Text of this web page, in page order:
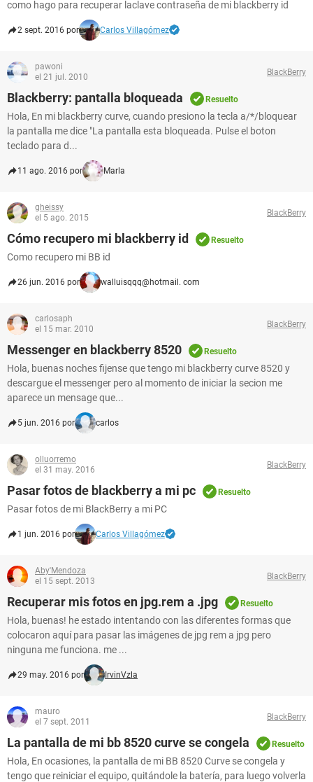
como hago para recuperar laclave contraseña de mi blackberry id
2 sept. 2016 por Carlos Villagómez
pawoni
el 21 jul. 2010
BlackBerry
Blackberry: pantalla bloqueada Resuelto
Hola, En mi blackberry curve, cuando presiono la tecla a/*/bloquear
la pantalla me dice "La pantalla esta bloqueada. Pulse el boton
teclado para d...
11 ago. 2016 por Marla
gheissy
el 5 ago. 2015
BlackBerry
Cómo recupero mi blackberry id Resuelto
Como recupero mi BB id
26 jun. 2016 por walluisqqq@hotmail. com
carlosaph
el 15 mar. 2010
BlackBerry
Messenger en blackberry 8520 Resuelto
Hola, buenas noches fijense que tengo mi blackberry curve 8520 y
descargue el messenger pero al momento de iniciar la secion me
aparece un mensage que...
5 jun. 2016 por carlos
olluorremo
el 31 may. 2016
BlackBerry
Pasar fotos de blackberry a mi pc Resuelto
Pasar fotos de mi BlackBerry a mi PC
1 jun. 2016 por Carlos Villagómez
Aby'Mendoza
el 15 sept. 2013
BlackBerry
Recuperar mis fotos en jpg.rem a .jpg Resuelto
Hola, buenas! he estado intentando con las diferentes formas que
colocaron aquí para pasar las imágenes de jpg rem a jpg pero
ninguna me funciona. me ...
29 may. 2016 por IrvinVzla
mauro
el 7 sept. 2011
BlackBerry
La pantalla de mi bb 8520 curve se congela Resuelto
Hola, En ocasiones, la pantalla de mi BB 8520 Curve se congela y
tengo que reiniciar el equipo, quitándole la batería, para luego volverla